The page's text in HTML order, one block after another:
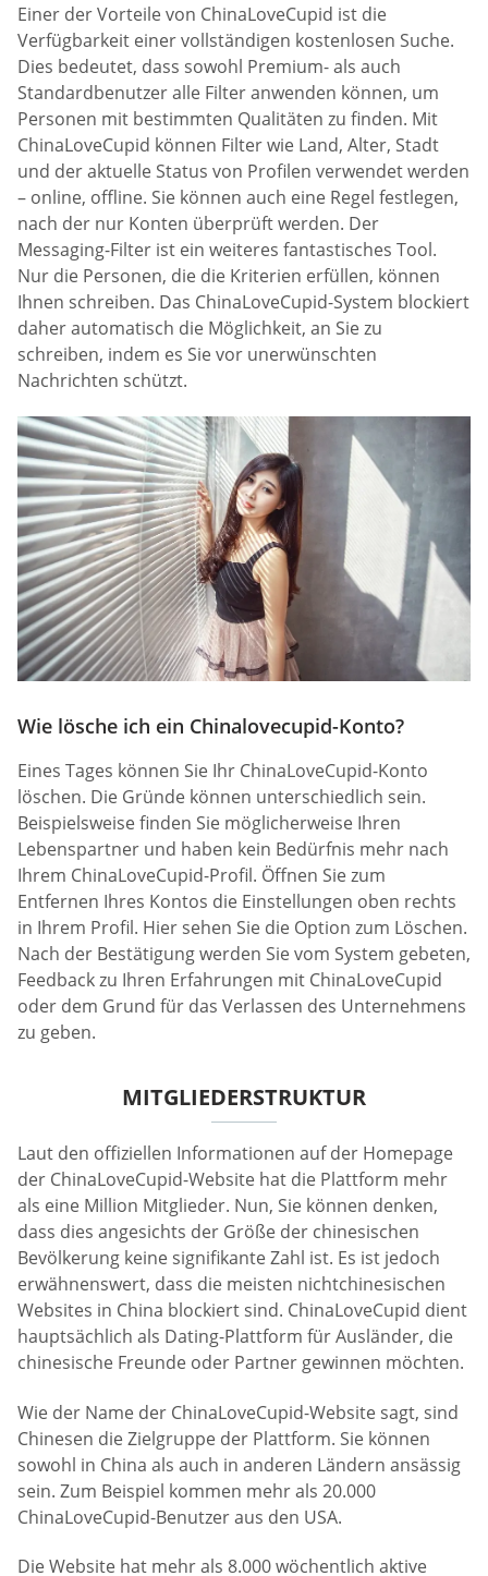
Einer der Vorteile von ChinaLoveCupid ist die
Verfügbarkeit einer vollständigen kostenlosen Suche.
Dies bedeutet, dass sowohl Premium- als auch
Standardbenutzer alle Filter anwenden können, um
Personen mit bestimmten Qualitäten zu finden. Mit
ChinaLoveCupid können Filter wie Land, Alter, Stadt
und der aktuelle Status von Profilen verwendet werden
– online, offline. Sie können auch eine Regel festlegen,
nach der nur Konten überprüft werden. Der
Messaging-Filter ist ein weiteres fantastisches Tool.
Nur die Personen, die die Kriterien erfüllen, können
Ihnen schreiben. Das ChinaLoveCupid-System blockiert
daher automatisch die Möglichkeit, an Sie zu
schreiben, indem es Sie vor unerwünschten
Nachrichten schützt.
Wie lösche ich ein Chinalovecupid-Konto?
Eines Tages können Sie Ihr ChinaLoveCupid-Konto
löschen. Die Gründe können unterschiedlich sein.
Beispielsweise finden Sie möglicherweise Ihren
Lebenspartner und haben kein Bedürfnis mehr nach
Ihrem ChinaLoveCupid-Profil. Öffnen Sie zum
Entfernen Ihres Kontos die Einstellungen oben rechts
in Ihrem Profil. Hier sehen Sie die Option zum Löschen.
Nach der Bestätigung werden Sie vom System gebeten,
Feedback zu Ihren Erfahrungen mit ChinaLoveCupid
oder dem Grund für das Verlassen des Unternehmens
zu geben.
MITGLIEDERSTRUKTUR
Laut den offiziellen Informationen auf der Homepage
der ChinaLoveCupid-Website hat die Plattform mehr
als eine Million Mitglieder. Nun, Sie können denken,
dass dies angesichts der Größe der chinesischen
Bevölkerung keine signifikante Zahl ist. Es ist jedoch
erwähnenswert, dass die meisten nichtchinesischen
Websites in China blockiert sind. ChinaLoveCupid dient
hauptsächlich als Dating-Plattform für Ausländer, die
chinesische Freunde oder Partner gewinnen möchten.
Wie der Name der ChinaLoveCupid-Website sagt, sind
Chinesen die Zielgruppe der Plattform. Sie können
sowohl in China als auch in anderen Ländern ansässig
sein. Zum Beispiel kommen mehr als 20.000
ChinaLoveCupid-Benutzer aus den USA.
Die Website hat mehr als 8.000 wöchentlich aktive